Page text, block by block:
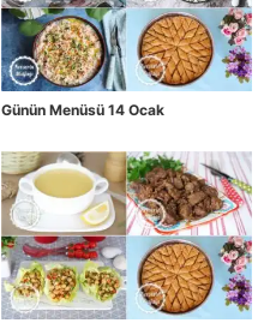
Günün Menüsü 14 Ocak